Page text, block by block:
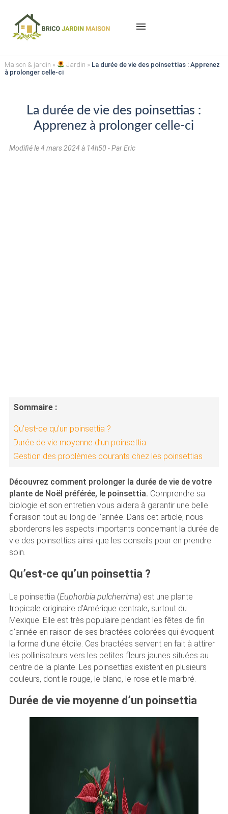
menu
Maison & jardin » Jardin » La durée de vie des poinsettias : Apprenez
à prolonger celle-ci
La durée de vie des poinsettias :
Apprenez à prolonger celle-ci
Modifié le4 mars 2024 à 14h50 - Par Eric
Sommaire :
Qu’est-ce qu’un poinsettia ?
Durée de vie moyenne d’un poinsettia
Gestion des problèmes courants chez les poinsettias
Découvrez comment prolonger la durée de vie de votre
plante de Noël préférée, le poinsettia. Comprendre sa
biologie et son entretien vous aidera à garantir une belle
floraison tout au long de l’année. Dans cet article, nous
aborderons les aspects importants concernant la durée de
vie des poinsettias ainsi que les conseils pour en prendre
soin.
Qu’est-ce qu’un poinsettia ?
Le poinsettia (Euphorbia pulcherrima) est une plante
tropicale originaire d’Amérique centrale, surtout du
Mexique. Elle est très populaire pendant les fêtes de fin
d’année en raison de ses bractées colorées qui évoquent
la forme d’une étoile. Ces bractées servent en fait à attirer
les pollinisateurs vers les petites fleurs jaunes situées au
centre de la plante. Les poinsettias existent en plusieurs
couleurs, dont le rouge, le blanc, le rose et le marbré.
Durée de vie moyenne d’un poinsettia